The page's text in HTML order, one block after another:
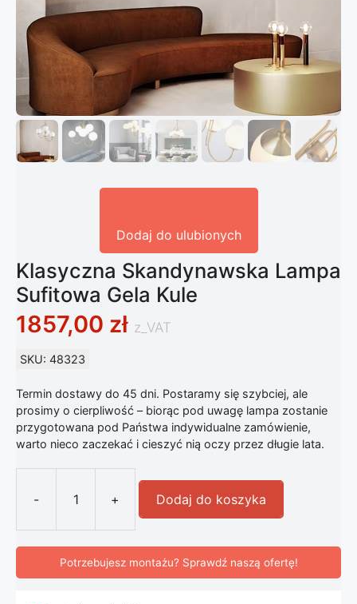
Dodaj do ulubionych
Klasyczna Skandynawska Lampa
Sufitowa Gela Kule
1857,00 zł z_VAT
SKU: 48323
Termin dostawy do 45 dni. Postaramy się szybciej, ale
prosimy o cierpliwość – biorąc pod uwagę lampa zostanie
przygotowana pod Państwa indywidualne zamówienie,
warto nieco zaczekać i cieszyć nią oczy przez długie lata.
-
ilość Klasyczna Skandynawska
+ Dodaj do koszyka
Potrzebujesz montażu? Sprawdź naszą ofertę!